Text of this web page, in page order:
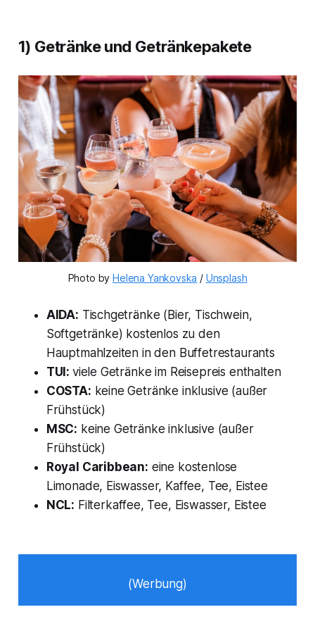
1) Getränke und Getränkepakete
Photo by Helena Yankovska / Unsplash
AIDA: Tischgetränke (Bier, Tischwein,
Softgetränke) kostenlos zu den
Hauptmahlzeiten in den Buffetrestaurants
TUI: viele Getränke im Reisepreis enthalten
COSTA: keine Getränke inklusive (außer
Frühstück)
MSC: keine Getränke inklusive (außer
Frühstück)
Royal Caribbean: eine kostenlose
Limonade, Eiswasser, Kaffee, Tee, Eistee
NCL: Filterkaffee, Tee, Eiswasser, Eistee
(Werbung)